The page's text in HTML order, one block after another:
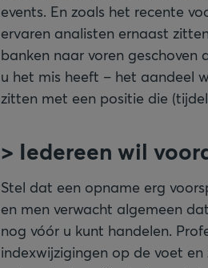
events. En zoals het recente
ervaren analisten ernaast
banken naar voren
u het mis heeft – het aandeel
zitten met een positie die
> Iedereen wil
Stel dat een opname erg
en men verwacht algemeen
nog vóór u kunt handelen.
indexwijzigingen op de voet